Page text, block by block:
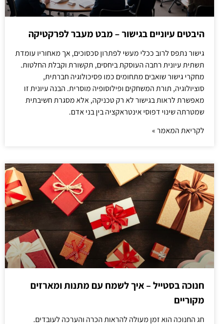
היבטים עיוניים בגישור – מבט מעבר לפרקטיקה
גישור נתפס לרוב ככלי מעשי לפתרון סכסוכים, אך מאחוריו עומדת
תשתית עיונית רחבה העוסקת ביחסים, תקשורת וקבלת החלטות.
מחקרי גישור שואבים מתחומים כמו פסיכולוגיה חברתית,
סוציולוגיה, תורת המשחקים ופילוסופיה מוסרית. הבנה עיונית זו
מאפשרת לראות בגישור לא רק טכניקה, אלא מסגרת חשיבתית
שמטרתה שינוי דפוסי אינטראקציה בין בני אדם.
לקריאת המאמר »
חנוכה בסטייל – איך לשמח עם מתנות ומארזים
מקוריים
חג החנוכה הוא זמן מעולה להראות הכרה והערכה לעובדים.